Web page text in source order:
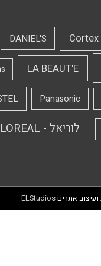
DANIEL'S
LA BEAUT'E
Panasonic
לוריאל - LOREAL
ועיצוב אתריםELStudios